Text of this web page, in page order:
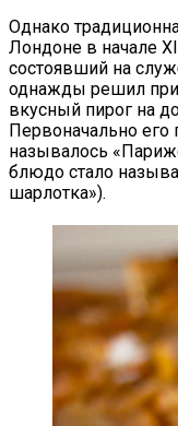
Однако
Лондоне в начале
состоявший на
однажды решил
вкусный пирог на
Первоначально его
называлось
блюдо стало
шарлотка»).